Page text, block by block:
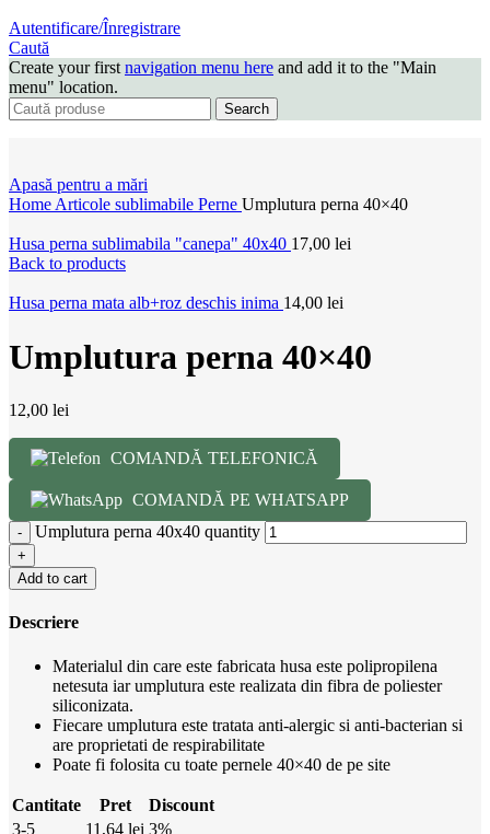
Autentificare/Înregistrare
Caută
Create your first navigation menu here and add it to the "Main
menu" location.
Search
Apasă pentru a mări
Home Articole sublimabile Perne Umplutura perna 40×40
Husa perna sublimabila "canepa" 40x40 17,00 lei
Back to products
Husa perna mata alb+roz deschis inima 14,00 lei
Umplutura perna 40×40
12,00 lei
COMANDĂ TELEFONICĂ
COMANDĂ PE WHATSAPP
Umplutura perna 40x40 quantity
Add to cart
Descriere
Materialul din care este fabricata husa este polipropilena
netesuta iar umplutura este realizata din fibra de poliester
siliconizata.
Fiecare umplutura este tratata anti-alergic si anti-bacterian si
are proprietati de respirabilitate
Poate fi folosita cu toate pernele 40×40 de pe site
Cantitate Pret
Discount
3-5
11,64 lei 3%